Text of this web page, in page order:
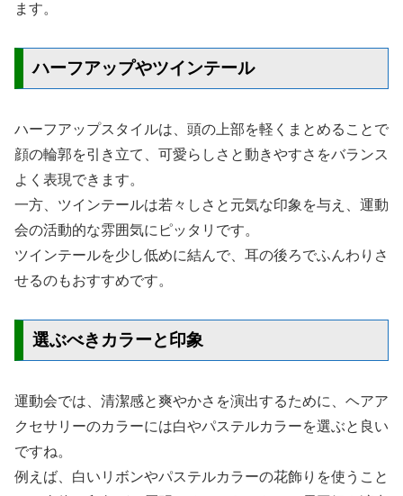
ます。
ハーフアップやツインテール
ハーフアップスタイルは、頭の上部を軽くまとめることで
顔の輪郭を引き立て、可愛らしさと動きやすさをバランス
よく表現できます。
一方、ツインテールは若々しさと元気な印象を与え、運動
会の活動的な雰囲気にピッタリです。
ツインテールを少し低めに結んで、耳の後ろでふんわりさ
せるのもおすすめです。
選ぶべきカラーと印象
運動会では、清潔感と爽やかさを演出するために、ヘアア
クセサリーのカラーには白やパステルカラーを選ぶと良い
ですね。
例えば、白いリボンやパステルカラーの花飾りを使うこと